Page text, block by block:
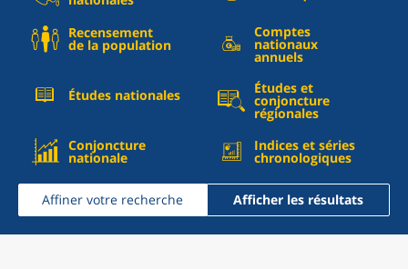
Recensement
de la population
Comptes
nationaux
annuels
Études nationales Études et
conjoncture
régionales
Conjoncture
nationale
Indices et séries
chronologiques
Affiner votre recherche Afficher les résultats